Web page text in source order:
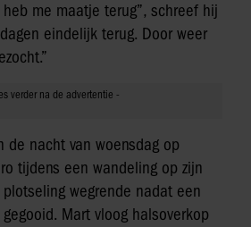
heb me maatje terug”, schreef hij
eindelijk terug. Door weer
de nacht van woensdag op
tijdens een wandeling op zijn
wegrende nadat een
Mart vloog halsoverkop